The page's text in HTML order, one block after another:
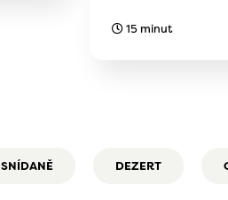
15 minut
SNÍDANĚ DEZERT